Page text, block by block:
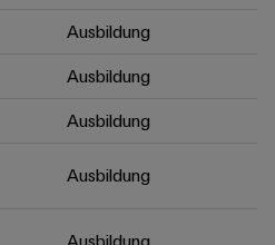
Ausbildung
Ausbildung
Ausbildung
Ausbildung